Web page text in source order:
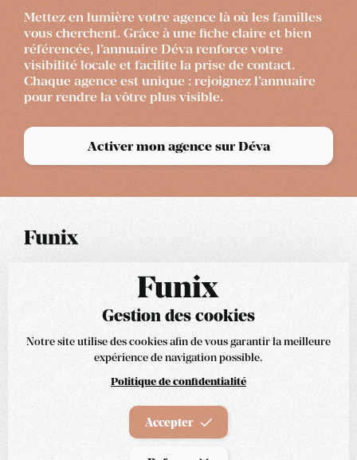
Mettez en lumière votre agence là où les familles
vous cherchent. Grâce à une fiche claire et bien
référencée, l’annuaire Déva renforce votre
visibilité locale et facilite la prise de contact.
Chaque agence est unique : rejoignez l’annuaire
pour rendre la vôtre plus visible.
Activer mon agence sur Déva
Nous écrire
Gestion des cookies
Notre site utilise des cookies afin de vous garantir la meilleure
expérience de navigation possible.
Politique de confidentialité
Accepter